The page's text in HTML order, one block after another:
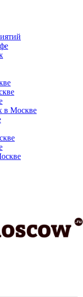
в Москве